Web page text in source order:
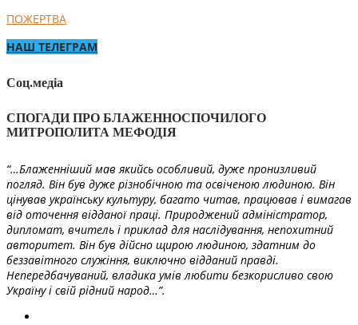
ПОЖЕРТВА
НАШ ТЕЛЕГРАМ
Соц.медіа
СПОГАДИ ПРО БЛАЖЕННОСПОЧИЛОГО
МИТРОПОЛИТА МЕФОДІЯ
“…Блаженніший мав якийсь особливий, дуже пронизливий
погляд. Він був дуже різнобічною та освіченою людиною. Він
цінував українську культуру, багато читав, працював і вимагав
від оточення відданої праці. Природжений адміністратор,
дипломат, вчитель і приклад для наслідування, непохитний
авторитет. Він був дійсно щирою людиною, здатним до
беззавітного служіння, виключно відданий правді.
Непередбачуваний, владика умів любити безкорисливо свою
Україну і свій рідний народ…”.